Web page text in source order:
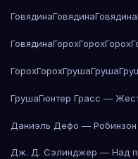
ГовядинаГовядинаГовядина
ГовядинаГорохГорохГорох
ГорохГорохГрушаГруша
ГрушаГюнтер Грасс —
Даниэль Дефо — Робинзон
Дж. Д. Сэлинджер — Над